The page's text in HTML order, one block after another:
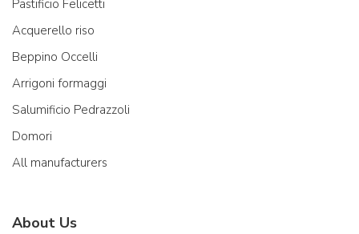
Pastificio Felicetti
Acquerello riso
Beppino Occelli
Arrigoni formaggi
Salumificio Pedrazzoli
Domori
All manufacturers
About Us